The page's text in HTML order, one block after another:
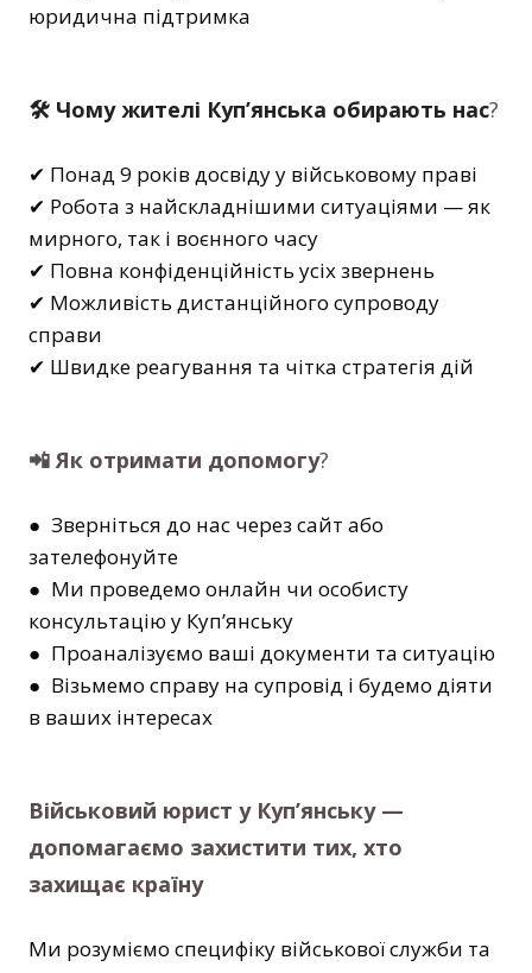
юридична підтримка
🛠 Чому жителі Куп’янська обирають нас?
✔ Понад 9 років досвіду у військовому праві
✔ Робота з найскладнішими ситуаціями — як
мирного, так і воєнного часу
✔ Повна конфіденційність усіх звернень
✔ Можливість дистанційного супроводу
справи
✔ Швидке реагування та чітка стратегія дій
📲 Як отримати допомогу?
● Зверніться до нас через сайт або
зателефонуйте
● Ми проведемо онлайн чи особисту
консультацію у Куп’янську
● Проаналізуємо ваші документи та ситуацію
● Візьмемо справу на супровід і будемо діяти
в ваших інтересах
Військовий юрист у Куп’янську —
допомагаємо захистити тих, хто
захищає країну
Ми розуміємо специфіку військової служби та